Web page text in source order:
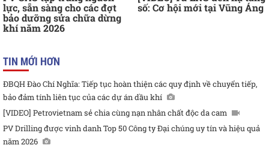
lực, sẵn sàng cho các đợt
bảo dưỡng sửa chữa dừng
khí năm 2026
số: Cơ hội mới tại Vũng Áng
TIN MỚI HƠN
ĐBQH Đào Chí Nghĩa: Tiếp tục hoàn thiện các quy định về chuyển tiếp,
bảo đảm tính liên tục của các dự án dầu khí
[VIDEO] Petrovietnam sẻ chia cùng nạn nhân chất độc da cam
PV Drilling được vinh danh Top 50 Công ty Đại chúng uy tín và hiệu quả
năm 2026